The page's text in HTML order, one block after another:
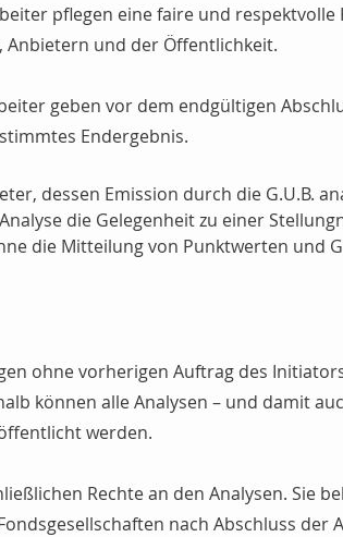
pflegen eine faire und
Anbietern und der Öffentlichkeit.
geben vor dem endgültigen
Endergebnis.
dessen Emission durch die G.U.B.
die Gelegenheit zu einer
die Mitteilung von Punktwerten und
ohne vorherigen Auftrag des
können alle Analysen – und damit
werden.
Rechte an den Analysen. Sie
nach Abschluss der